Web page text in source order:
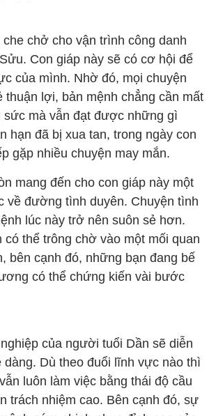
che chở cho vận trình công danh
Con giáp này sẽ có cơ hội để
của mình. Nhờ đó, mọi chuyện
thuận lợi, bản mệnh chẳng cần mất
sức mà vẫn đạt được những gì
hạn đã bị xua tan, trong ngày con
gặp nhiều chuyện may mắn.
mang đến cho con giáp này một
về đường tình duyên. Chuyện tình
lúc này trở nên suôn sẻ hơn.
có thể trông chờ vào một mối quan
bên cạnh đó, những bạn đang bế
có thể chứng kiến vài bước
của người tuổi Dần sẽ diễn
Dù theo đuổi lĩnh vực nào thì
luôn làm việc bằng thái độ cầu
trách nhiệm cao. Bên cạnh đó, sự